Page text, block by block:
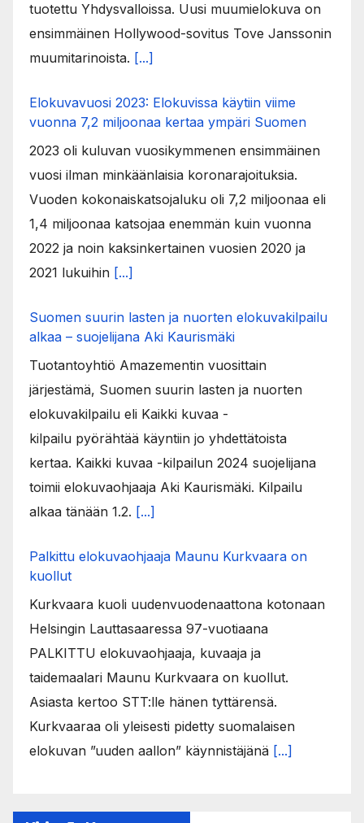
tuotettu Yhdysvalloissa. Uusi muumielokuva on
ensimmäinen Hollywood-sovitus Tove Janssonin
muumitarinoista. [...]
Elokuvavuosi 2023: Elokuvissa käytiin viime
vuonna 7,2 miljoonaa kertaa ympäri Suomen
2023 oli kuluvan vuosikymmenen ensimmäinen
vuosi ilman minkäänlaisia koronarajoituksia.
Vuoden kokonaiskatsojaluku oli 7,2 miljoonaa eli
1,4 miljoonaa katsojaa enemmän kuin vuonna
2022 ja noin kaksinkertainen vuosien 2020 ja
2021 lukuihin [...]
Suomen suurin lasten ja nuorten elokuvakilpailu
alkaa – suojelijana Aki Kaurismäki
Tuotantoyhtiö Amazementin vuosittain
järjestämä, Suomen suurin lasten ja nuorten
elokuvakilpailu eli Kaikki kuvaa -
kilpailu pyörähtää käyntiin jo yhdettätoista
kertaa. Kaikki kuvaa -kilpailun 2024 suojelijana
toimii elokuvaohjaaja Aki Kaurismäki. Kilpailu
alkaa tänään 1.2. [...]
Palkittu elokuvaohjaaja Maunu Kurkvaara on
kuollut
Kurkvaara kuoli uudenvuodenaattona kotonaan
Helsingin Lauttasaaressa 97-vuotiaana
PALKITTU elokuvaohjaaja, kuvaaja ja
taidemaalari Maunu Kurkvaara on kuollut.
Asiasta kertoo STT:lle hänen tyttärensä.
Kurkvaaraa oli yleisesti pidetty suomalaisen
elokuvan ”uuden aallon” käynnistäjänä [...]